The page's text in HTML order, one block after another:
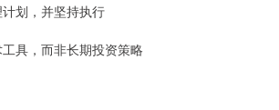
划，并坚持执行
具，而非长期投资策略